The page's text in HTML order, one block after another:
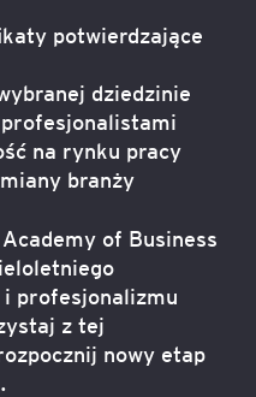
potwierdzające
dziedzinie
na rynku pracy
branży
of Business
i profesjonalizmu
z tej
nowy etap